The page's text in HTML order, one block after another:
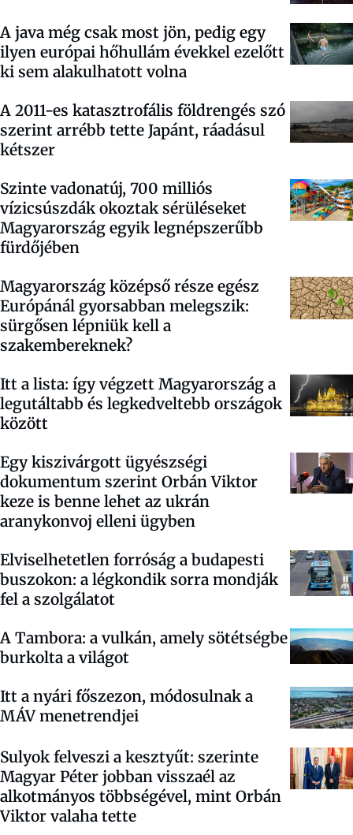
A java még csak most jön, pedig egy
ilyen európai hőhullám évekkel ezelőtt
ki sem alakulhatott volna
A 2011-es katasztrofális földrengés szó
szerint arrébb tette Japánt, ráadásul
kétszer
Szinte vadonatúj, 700 milliós
vízicsúszdák okoztak sérüléseket
Magyarország egyik legnépszerűbb
fürdőjében
Magyarország középső része egész
Európánál gyorsabban melegszik:
sürgősen lépniük kell a
szakembereknek?
Itt a lista: így végzett Magyarország a
legutáltabb és legkedveltebb országok
között
Egy kiszivárgott ügyészségi
dokumentum szerint Orbán Viktor
keze is benne lehet az ukrán
aranykonvoj elleni ügyben
Elviselhetetlen forróság a budapesti
buszokon: a légkondik sorra mondják
fel a szolgálatot
A Tambora: a vulkán, amely sötétségbe
burkolta a világot
Itt a nyári főszezon, módosulnak a
MÁV menetrendjei
Sulyok felveszi a kesztyűt: szerinte
Magyar Péter jobban visszaél az
alkotmányos többségével, mint Orbán
Viktor valaha tette